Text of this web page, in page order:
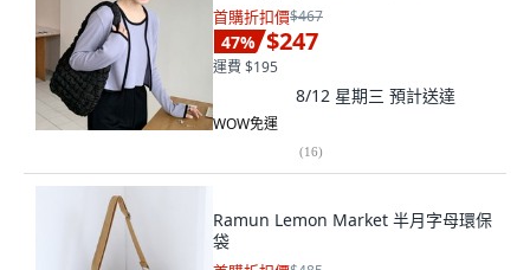
首購折扣價$467
47% $247
運費 $195
8/12 星期三 預計送達
WOW免運
(16)
Ramun Lemon Market 半月字母環保
袋